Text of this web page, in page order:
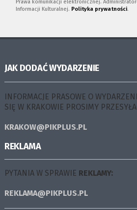
Prawa komunikacji elektronicznej.
Informacji Kulturalnej. Polityka prywatności.
JAK DODAĆ WYDARZENIE
INFORMACJE PRASOWE O
SIĘ W KRAKOWIE PROSIMY
KRAKOW@PIKPLUS.PL
REKLAMA
PYTANIA W SPRAWIE REKLAMY:
REKLAMA@PIKPLUS.PL